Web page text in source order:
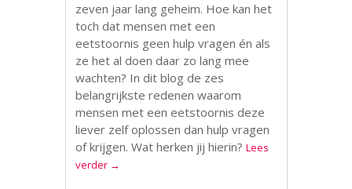
zeven jaar lang geheim. Hoe kan het
toch dat mensen met een
eetstoornis geen hulp vragen én als
ze het al doen daar zo lang mee
wachten? In dit blog de zes
belangrijkste redenen waarom
mensen met een eetstoornis deze
liever zelf oplossen dan hulp vragen
of krijgen. Wat herken jij hierin?Lees
verder →